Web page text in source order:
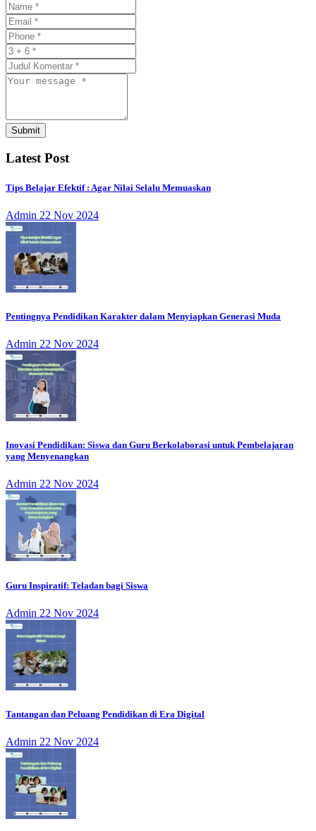
Submit
Latest Post
Tips Belajar Efektif : Agar Nilai Selalu Memuaskan
Admin 22 Nov 2024
Pentingnya Pendidikan Karakter dalam Menyiapkan Generasi Muda
Admin 22 Nov 2024
Inovasi Pendidikan: Siswa dan Guru Berkolaborasi untuk Pembelajaran
yang Menyenangkan
Admin 22 Nov 2024
Guru Inspiratif: Teladan bagi Siswa
Admin 22 Nov 2024
Tantangan dan Peluang Pendidikan di Era Digital
Admin 22 Nov 2024